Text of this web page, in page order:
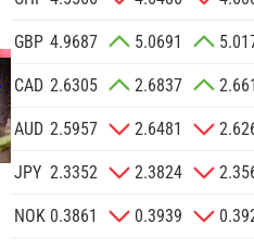
GBP 4.9687 5.0691
CAD 2.6305 2.6837
AUD 2.5957 2.6481
JPY 2.3352 2.3824
NOK 0.3861 0.3939